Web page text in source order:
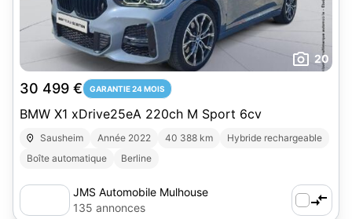
20
30 499 € GARANTIE 24 MOIS
BMW X1 xDrive25eA 220ch M Sport 6cv
Sausheim Année 2022 40 388 km
Hybride rechargeable
Boîte automatique
Berline
JMS Automobile Mulhouse
135 annonces